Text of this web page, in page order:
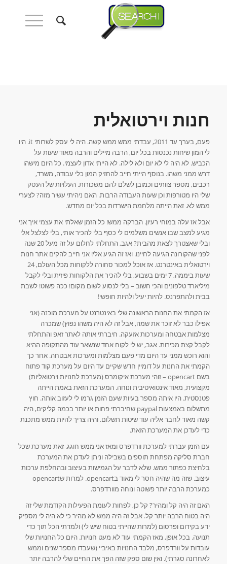
חנות וירטואלית
פעם, בערך עד 2011, עבדתי ממש ממש קשה. היה לי עסק לשרותי it. היו
לי המון שיחות נכנסות בכל יום, הרבה מיילים והרבה מאוד שעות על
הכביש. לא היה לי לא יום ולא לילה. לא הייתי אדון לעצמי. כל היום מישהו
דרש ממני משהו. בנוסף הייתי חייב להחזיק המון כלי עבודה, משרד,
רכבים, מספר צוותים וכמובן לשלם להם משכורות. העלויות של העסק
שלי היו מטורפות וכן שעות העבודה הרבות. האם ניהיתי עשיר מזה? לצערי
ממש לא. זאת הייתה מלחמת הישרדות בכל יום מחדש.
אבל אז עלה במוחי רעיון. הברקה ממש! כל הזמן שאלתי את עצמי איך אני
מגיע למצב שבו אנשים משלמים לי כסף בלי להכיר אותי, בלי לצלצל אלי
ובלי שאצטרך לצאת מהבית? אגב, התחלתי לחלום על זה מעל 20 שנה
לפני שהקורונה הגיעה לחיינו. ואז זה הגיע אלי! אני חייב להקים אתר חנות
וירטואלית באינטרנט. אז אוכל למכור סחורה ללקוחות מכל העולם, 24
שעות ביממה, 7 ימים בשבוע, בלי להכיר את הלקוחות פיזית ובלי לקבל
מיליארד טלפונים והכי חשוב – בלי לנסוע לשום מקום! ככה פשוט! לשבת
בבית ולהתפרנס. להיות יעיל ולהיות חופשי!
אז הקמתי את החנות הראשונה שלי באינטרנט על מערכת מוכנה (אני
אפילו כבר לא זוכר את שמה, אבל זה לא היה משהו נפוץ) שמכרה
מצלמות אבטחה ומערכות אזעקה. חיברתי אותה לאתר זאפ והתחלתי
לקבל קצת מכירות. אגב, יש לי לקוח אחד שנשאר עוד מהתקופה ההיא
והוא רוכש ממני עד היום מדי פעם מצלמות ומערכות אבטחה. אחר כך
הקמתי את החנות על דומיין חדש שקיים עד היום על מערכת קוד פתוח
בשם opencart – זוהי מערכת איקומרס (מערכת לחנויות וירטואליות)
מקצועית, מאוד אינטואיטיבית ונוחה. המערכת הזאת באמת הייתה
פטנסטית. היו איתה מספר בעיות שעם הזמן גרמו לי לעזוב אותה. חוץ
מתשלום באמצעות paypal שחיברתי פחות או יותר בכמה קליקים, היה
קשה מאוד לחבר אליה עוד שיטות תשלום. והיה צריך להיות ממש מתכנת
כדי לעדכן את המערכת הזאת.
עם הזמן עברתי למערכת וורדפרס ומאז אני ממש חוגג. זאת מערכת שכל
חברת סליקה מפתחת תוספים בשבילה וניתן לעדכן את המערכת
בלחיצת כפתור ממש. שלא לדבר על הגמישות בעיצוב ובהחלפת ערכות
עיצוב. שזה מה שהיה חסר לי מאוד בopencart. למרות שopencart
כמערכת הרבה יותר פשוטה ונוחה מוורדפרס.
האם זה היה קל ומהיר? קל כן, לפחות לעומת הפעילות הקודמת שלי זה
היה בטוח הרבה יותר קל. אבל זה היה ממש לא מהיר כי לא היה לי מספיק
ידע בקידום ופרסום (למרות שהייתי בטוח שיש לי) ולמדתי הכל תוך כדי
תנועה. בכל אופן, מאז הקמתי עוד לא מעט חנויות. היום כל החנויות שלי
עובדות על וורדפרס, מלבד החנויות באיביי (שעבדו מספר שנים וממש
לאחרונה סגרתי). ואין שום ספק שזה הפך את החיים שלי להרבה יותר